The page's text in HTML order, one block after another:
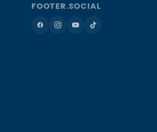
FOOTER.SOCIAL